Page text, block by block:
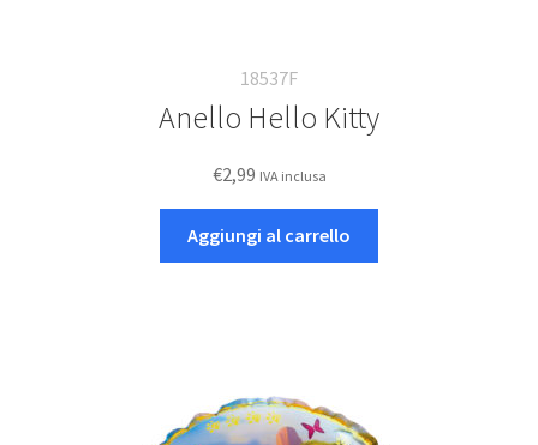
18537F
Anello Hello Kitty
€2,99 IVA inclusa
Aggiungi al carrello